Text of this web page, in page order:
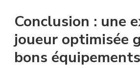
Conclusion : une
joueur optimisée
bons équipements